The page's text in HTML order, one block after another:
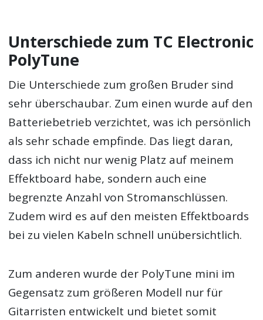
Unterschiede zum TC Electronic
PolyTune
Die Unterschiede zum großen Bruder sind
sehr überschaubar. Zum einen wurde auf den
Batteriebetrieb verzichtet, was ich persönlich
als sehr schade empfinde. Das liegt daran,
dass ich nicht nur wenig Platz auf meinem
Effektboard habe, sondern auch eine
begrenzte Anzahl von Stromanschlüssen.
Zudem wird es auf den meisten Effektboards
bei zu vielen Kabeln schnell unübersichtlich.
Zum anderen wurde der PolyTune mini im
Gegensatz zum größeren Modell nur für
Gitarristen entwickelt und bietet somit